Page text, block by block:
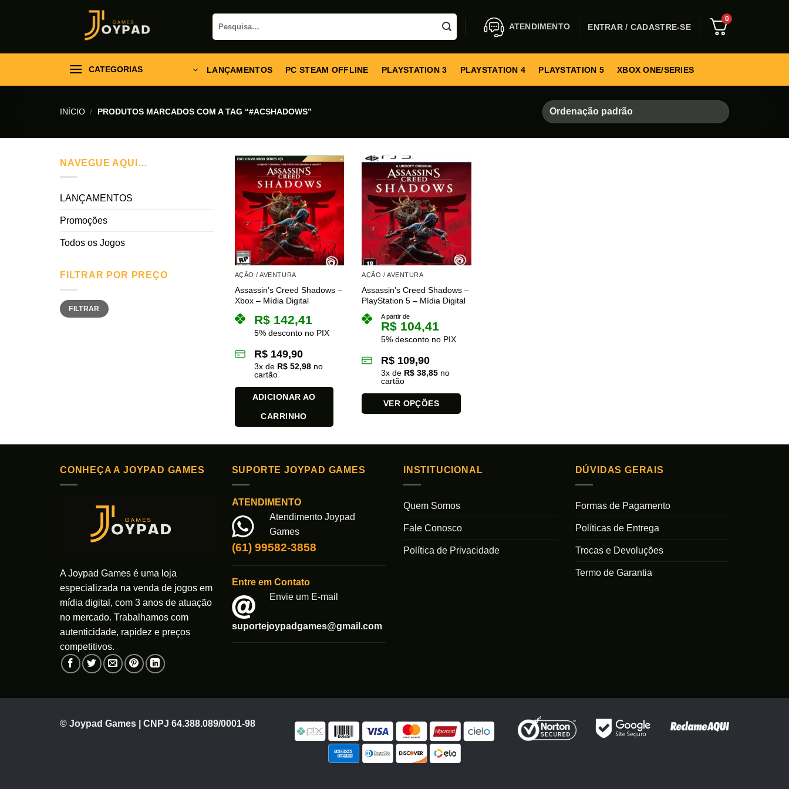
Pesquisar
por:
ATENDIMENTO ENTRAR / CADASTRE-SE
0
CATEGORIAS LANÇAMENTOS PC STEAM OFFLINE PLAYSTATION 3 PLAYSTATION 4 PLAYSTATION 5 XBOX ONE/SERIES
INÍCIO / PRODUTOS MARCADOS COM A TAG “#ACSHADOWS”
NAVEGUE AQUI…
LANÇAMENTOS
Promoções
Todos os Jogos
FILTRAR POR PREÇO
Preço
mínimo
Preço
máximo
FILTRAR
AÇÃO / AVENTURA
Assassin’s Creed Shadows –
Xbox – Mídia Digital
R$142,41
5% desconto no PIX
R$149,90
3x de R$52,98no
cartão
ADICIONAR AO
CARRINHO
AÇÃO / AVENTURA
Assassin’s Creed Shadows –
PlayStation 5 – Mídia Digital
A partir de
R$ 104,41
5% desconto no PIX
R$ 109,90
3x de R$ 38,85 no
cartão
VER OPÇÕES
tem
variantes.
CONHEÇA A JOYPAD GAMES
A Joypad Games é uma loja
especializada na venda de jogos em
mídia digital, com 3 anos de atuação
no mercado. Trabalhamos com
autenticidade, rapidez e preços
competitivos.
SUPORTE JOYPAD GAMES
ATENDIMENTO
Atendimento Joypad
Games
(61) 99582-3858
Entre em Contato
Envie um E-mail
suportejoypadgames@gmail.com
INSTITUCIONAL
Quem Somos
Fale Conosco
Política de Privacidade
DÚVIDAS GERAIS
Formas de Pagamento
Políticas de Entrega
Trocas e Devoluções
Termo de Garantia
© Joypad Games | CNPJ 64.388.089/0001-98